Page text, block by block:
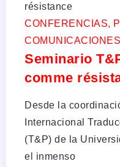
CONFERENCIAS,
COMUNICACIONES
Seminario
comme
Desde la
Internacional
(T&P) de la
el inmenso